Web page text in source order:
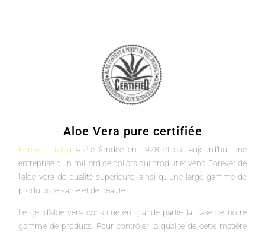
Aloe Vera pure certifiée
Forever Living a été fondée en 1978 et est aujourd'hui une
entreprise d'un milliard de dollars qui produit et vend Forever de
l'aloe vera de qualité supérieure, ainsi qu'une large gamme de
produits de santé et de beauté.
Le gel d'aloe vera constitue en grande partie la base de notre
gamme de produits. Pour contrôler la qualité de cette matière